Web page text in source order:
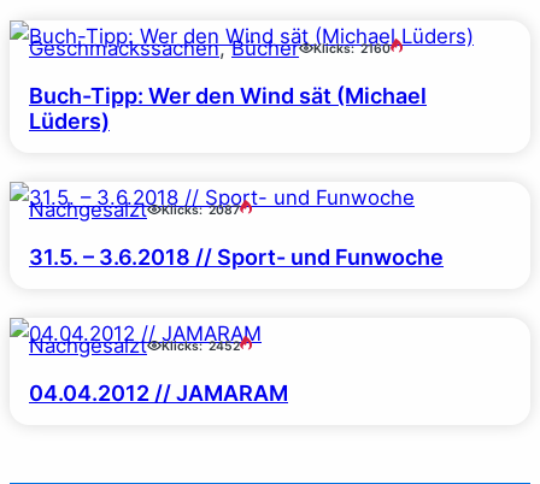
Geschmackssachen, Bücher Klicks: 2160
Buch-Tipp: Wer den Wind sät (Michael
Lüders)
Nachgesalzt Klicks: 2087
31.5. – 3.6.2018 // Sport- und Funwoche
Nachgesalzt Klicks: 2452
04.04.2012 // JAMARAM